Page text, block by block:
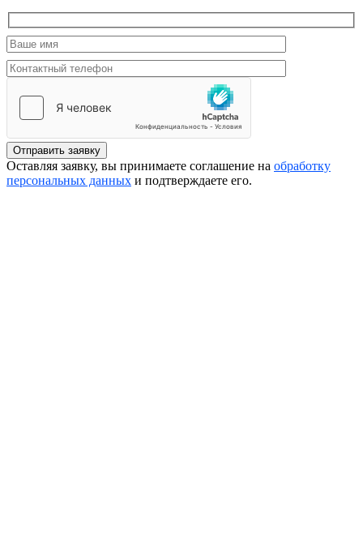
Отправить заявку
Оставляя заявку, вы принимаете соглашение на обработку
персональных данных и подтверждаете его.